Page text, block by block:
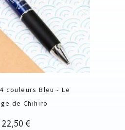
couleurs Bleu - Le
de Chihiro
Prix
22,50 €